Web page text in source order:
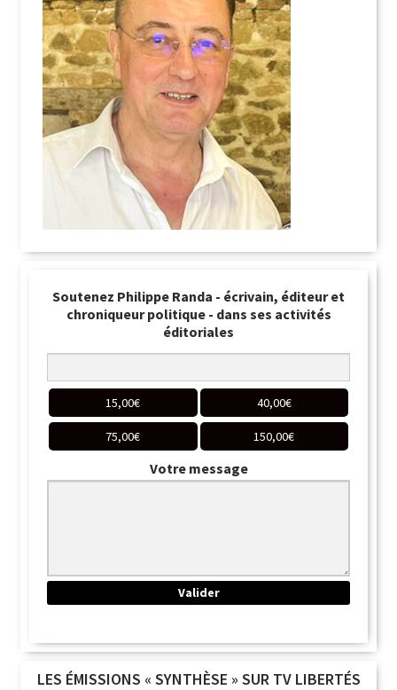
Soutenez Philippe Randa - écrivain, éditeur et
chroniqueur politique - dans ses activités
éditoriales
15,00€ 40,00€
75,00€ 150,00€
Votre message
LES ÉMISSIONS « SYNTHÈSE » SUR TV LIBERTÉS